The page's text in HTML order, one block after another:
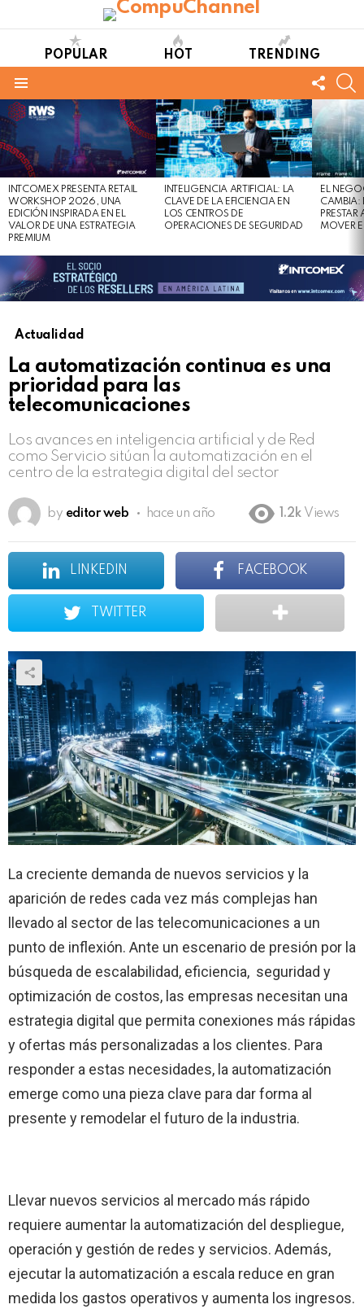
POPULAR HOT TRENDING
US
LATEST
STORIES
INTCOMEX PRESENTA RETAIL
WORKSHOP 2026, UNA
EDICIÓN INSPIRADA EN EL
VALOR DE UNA ESTRATEGIA
PREMIUM
INTELIGENCIA ARTIFICIAL: LA
CLAVE DE LA EFICIENCIA EN
LOS CENTROS DE
OPERACIONES DE SEGURIDAD
EL
CAMBIA:
MOVER
Actualidad
La automatización continua es una
prioridad para las
telecomunicaciones
Los avances en inteligencia artificial y de Red
como Servicio sitúan la automatización en el
centro de la estrategia digital del sector
by editor web hace un año 1.2k Views
LINKEDIN FACEBOOK
TWITTER
La creciente demanda de nuevos servicios y la
aparición de redes cada vez más complejas han
llevado al sector de las telecomunicaciones a un
punto de inflexión. Ante un escenario de presión por la
búsqueda de escalabilidad, eficiencia, seguridad y
optimización de costos, las empresas necesitan una
estrategia digital que permita conexiones más rápidas
y ofertas más personalizadas a los clientes. Para
responder a estas necesidades, la automatización
emerge como una pieza clave para dar forma al
presente y remodelar el futuro de la industria.
Llevar nuevos servicios al mercado más rápido
requiere aumentar la automatización del despliegue,
operación y gestión de redes y servicios. Además,
ejecutar la automatización a escala reduce en gran
medida los gastos operativos y aumenta los ingresos.